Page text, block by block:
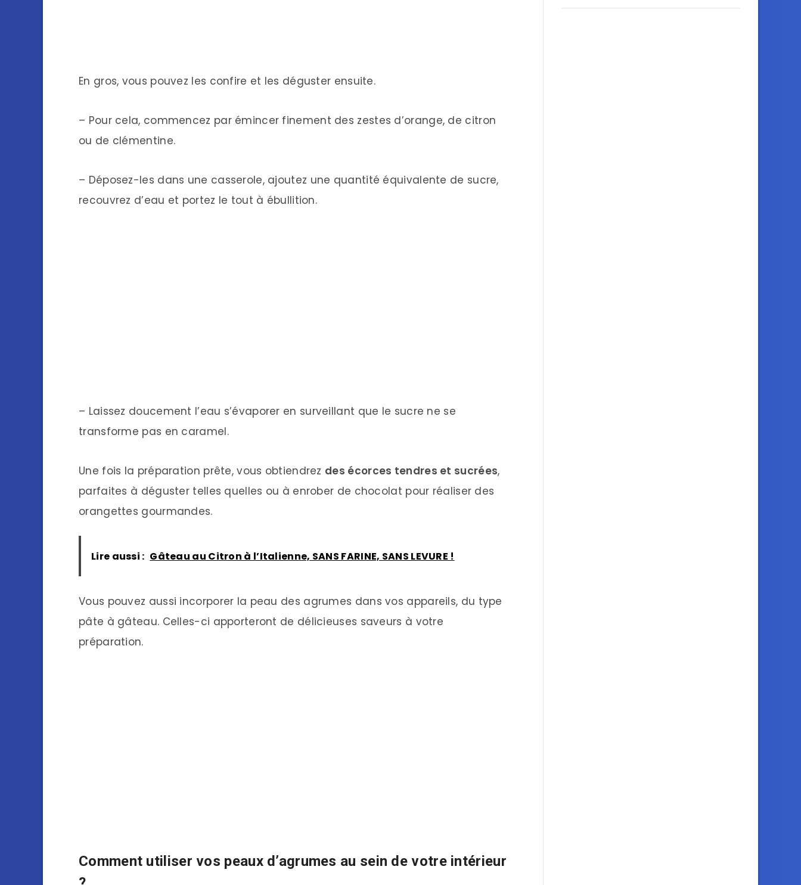
En gros, vous pouvez les confire et les déguster ensuite.
– Pour cela, commencez par émincer finement des zestes d’orange, de citron
ou de clémentine.
– Déposez-les dans une casserole, ajoutez une quantité équivalente de sucre,
recouvrez d’eau et portez le tout à ébullition.
– Laissez doucement l’eau s’évaporer en surveillant que le sucre ne se
transforme pas en caramel.
Une fois la préparation prête, vous obtiendrez des écorces tendres et sucrées,
parfaites à déguster telles quelles ou à enrober de chocolat pour réaliser des
orangettes gourmandes.
Lire aussi : Gâteau au Citron à l’Italienne, SANS FARINE, SANS LEVURE !
Vous pouvez aussi incorporer la peau des agrumes dans vos appareils, du type
pâte à gâteau. Celles-ci apporteront de délicieuses saveurs à votre
préparation.
Comment utiliser vos peaux d’agrumes au sein de votre intérieur